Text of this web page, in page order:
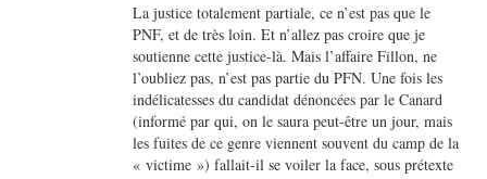
La justice totalement partiale, ce n’est pas que le
PNF, et de très loin. Et n’allez pas croire que je
soutienne cette justice-là. Mais l’affaire Fillon, ne
l’oubliez pas, n’est pas partie du PFN. Une fois les
indélicatesses du candidat dénoncées par le Canard
(informé par qui, on le saura peut-être un jour, mais
les fuites de ce genre viennent souvent du camp de la
« victime ») fallait-il se voiler la face, sous prétexte